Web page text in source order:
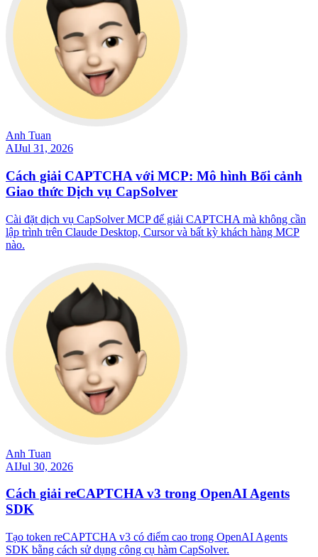
Anh Tuan
AIJul 31, 2026
Cách giải CAPTCHA với MCP: Mô hình Bối cảnh
Giao thức Dịch vụ CapSolver
Cài đặt dịch vụ CapSolver MCP để giải CAPTCHA mà không cần
lập trình trên Claude Desktop, Cursor và bất kỳ khách hàng MCP
nào.
Anh Tuan
AIJul 30, 2026
Cách giải reCAPTCHA v3 trong OpenAI Agents
SDK
Tạo token reCAPTCHA v3 có điểm cao trong OpenAI Agents
SDK bằng cách sử dụng công cụ hàm CapSolver.